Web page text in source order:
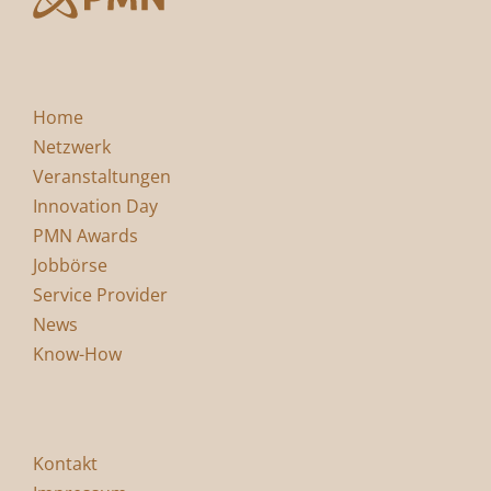
Home
Netzwerk
Veranstaltungen
Innovation Day
PMN Awards
Jobbörse
Service Provider
News
Know-How
Kontakt